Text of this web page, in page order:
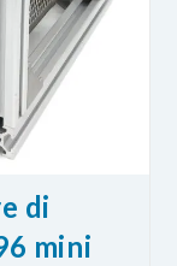
di
mini